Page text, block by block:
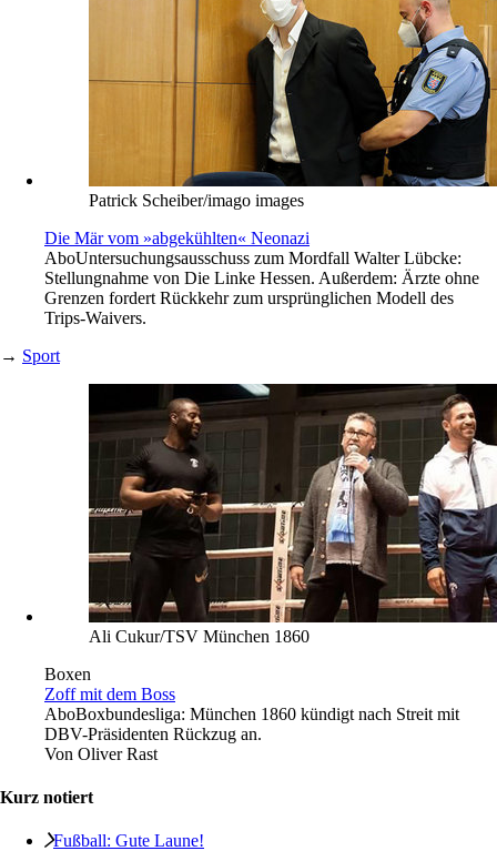
Patrick Scheiber/imago images
Die Mär vom »abgekühlten« Neonazi
AboUntersuchungsausschuss zum Mordfall Walter Lübcke:
Stellungnahme von Die Linke Hessen. Außerdem: Ärzte ohne
Grenzen fordert Rückkehr zum ursprünglichen Modell des
Trips-Waivers.
→ Sport
Ali Cukur/TSV München 1860
Boxen
Zoff mit dem Boss
AboBoxbundesliga: München 1860 kündigt nach Streit mit
DBV-Präsidenten Rückzug an.
Von Oliver Rast
Kurz notiert
Fußball: Gute Laune!